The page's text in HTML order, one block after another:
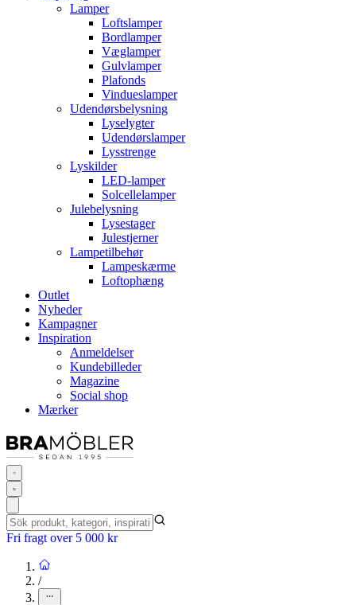
Lamper
Loftslamper
Bordlamper
Væglamper
Gulvlamper
Plafonds
Vindueslamper
Udendørsbelysning
Lyselygter
Udendørslamper
Lysstrenge
Lyskilder
LED-lamper
Solcellelamper
Julebelysning
Lysestager
Julestjerner
Lampetilbehør
Lampeskærme
Loftophæng
Outlet
Nyheder
Kampagner
Inspiration
Anmeldelser
Kundebilleder
Magazine
Social shop
Mærker
Fri fragt over 5 000 kr
/